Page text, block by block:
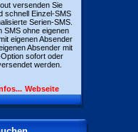
versenden Sie
schnell Einzel-SMS
Serien-SMS.
SMS ohne eigenen
eigenen Absender
Absender mit
sofort oder
werden.
Webseite